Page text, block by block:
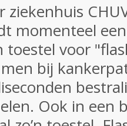
momenteel
toestel voor
bij
Ook in een